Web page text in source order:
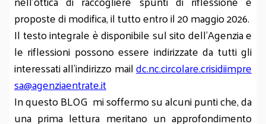
proposte di modifica, il tutto entro il 20 maggio 2026.
Il testo integrale è disponibile sul sito dell’Agenzia e
le riflessioni possono essere indirizzate da tutti gli
interessati all’indirizzo maildc.nc.circolare.crisidiimpre
sa@agenziaentrate.it
In questo BLOG mi soffermo su alcuni punti che, da
una prima lettura meritano un approfondimento